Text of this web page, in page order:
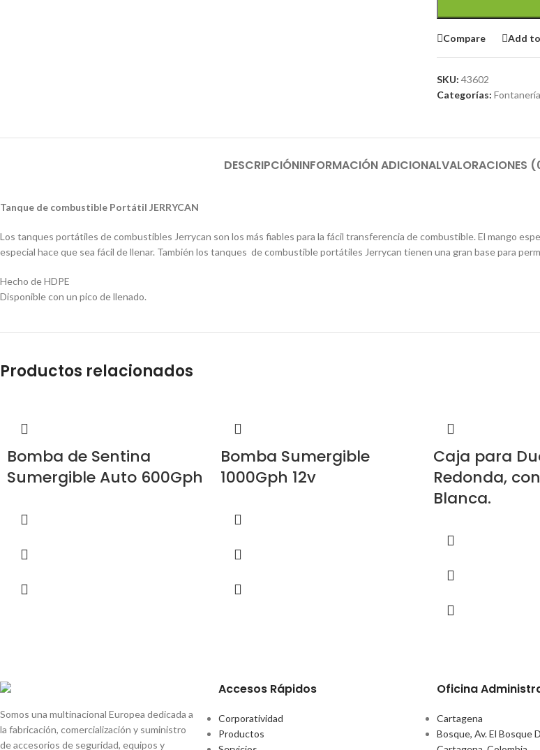
Compare Add
SKU: 43602
Categorías:
DESCRIPCIÓNINFORMACIÓN ADICIONALVALORACIONES
Tanque de combustible Portátil JERRYCAN
Los tanques portátiles de combustibles Jerrycan son los más fiables para la fácil transferencia de combustible. El mango
especial hace que sea fácil de llenar. También los tanques de combustible portátiles Jerrycan tienen una gran base para
Hecho de HDPE
Disponible con un pico de llenado.
Productos relacionados
Bomba de Sentina
Sumergible Auto 600Gph
Bomba Sumergible
1000Gph 12v
Caja para
Redonda,
Blanca.
Somos una multinacional Europea dedicada a
la fabricación, comercialización y suministro
de accesorios de seguridad, equipos y
Accesos Rápidos
Corporatividad
Productos
Oficina
Cartagena
Bosque, Av. El Bosque